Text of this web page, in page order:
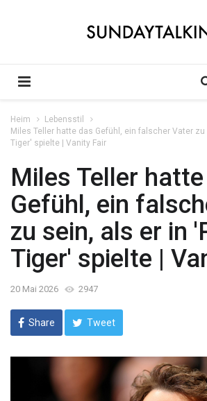
Heim
Lebensstil
Miles Teller hatte das Gefühl, ein falscher Vater
Tiger' spielte | Vanity Fair
Miles Teller
Gefühl, ein
zu sein, als er in
Tiger' spielte |
20 Mai 2026 2947
Share Tweet